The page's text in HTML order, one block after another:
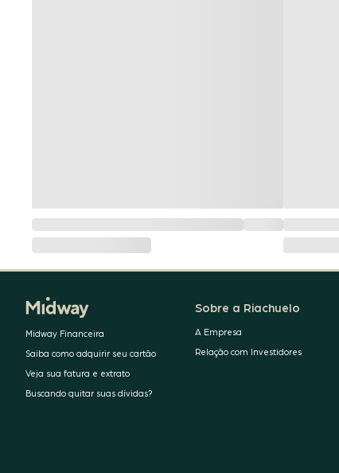
Midway Financeira
Saiba como adquirir seu cartão
Veja sua fatura e extrato
Buscando quitar suas dívidas?
Sobre a Riachuelo
A Empresa
Relação com Investidores